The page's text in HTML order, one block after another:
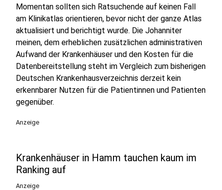
Momentan sollten sich Ratsuchende auf keinen Fall
am Klinikatlas orientieren, bevor nicht der ganze Atlas
aktualisiert und berichtigt wurde. Die Johanniter
meinen, dem erheblichen zusätzlichen administrativen
Aufwand der Krankenhäuser und den Kosten für die
Datenbereitstellung steht im Vergleich zum bisherigen
Deutschen Krankenhausverzeichnis derzeit kein
erkennbarer Nutzen für die Patientinnen und Patienten
gegenüber.
Anzeige
Krankenhäuser in Hamm tauchen kaum im
Ranking auf
Anzeige